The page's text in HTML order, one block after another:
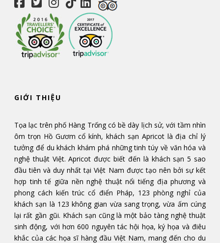
GIỚI THIỆU
Tọa lạc trên phố Hàng Trống có bề dày lịch sử, với tầm nhìn
ôm trọn Hồ Gươm cổ kính, khách sạn Apricot là địa chỉ lý
tưởng để du khách khám phá những tinh túy về văn hóa và
nghệ thuật Việt. Apricot được biết đến là khách sạn 5 sao
đầu tiên và duy nhất tại Việt Nam được tạo nên bởi sự kết
hợp tinh tế giữa nền nghệ thuật nổi tiếng địa phương và
phong cách kiến trúc cổ điển Pháp, 123 phòng nghỉ của
khách sạn là 123 không gian vừa sang trọng, vừa ấm cúng
lại rất gần gũi. Khách sạn cũng là một bảo tàng nghệ thuật
sinh động, với hơn 600 nguyên tác hội họa, ký họa và điêu
khắc của các họa sĩ hàng đầu Việt Nam, mang đến cho du